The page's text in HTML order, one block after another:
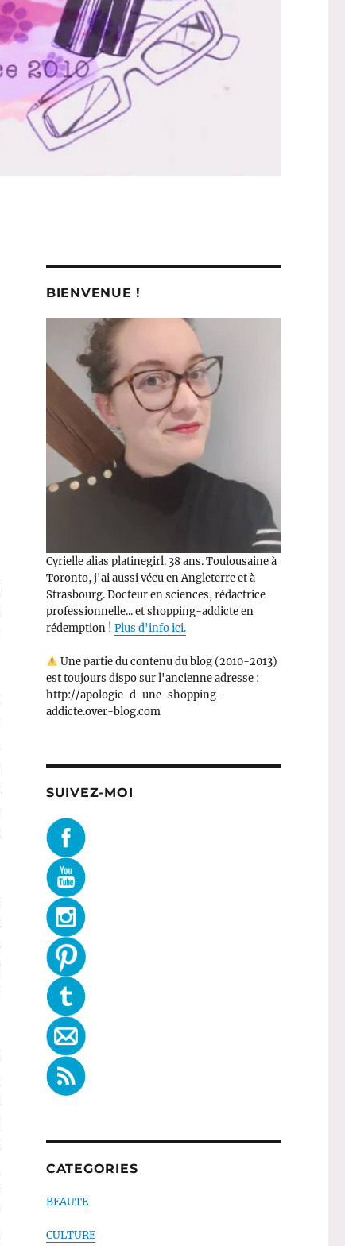
BIENVENUE !
Cyrielle alias platinegirl. 38 ans. Toulousaine à
Toronto, j'ai aussi vécu en Angleterre et à
Strasbourg. Docteur en sciences, rédactrice
professionnelle... et shopping-addicte en
rédemption ! Plus d'info ici.
Une partie du contenu du blog (2010-2013)
est toujours dispo sur l'ancienne adresse :
http://apologie-d-une-shopping-
addicte.over-blog.com
SUIVEZ-MOI
CATEGORIES
BEAUTE
CULTURE